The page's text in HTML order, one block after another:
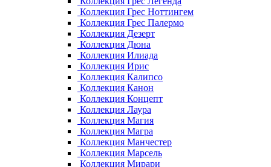
Коллекция Грес Ноттингем
Коллекция Грес Палермо
Коллекция Дезерт
Коллекция Дюна
Коллекция Илиада
Коллекция Ирис
Коллекция Калипсо
Коллекция Канон
Коллекция Концепт
Коллекция Лаура
Коллекция Магия
Коллекция Магра
Коллекция Манчестер
Коллекция Марсель
Коллекция Мирари